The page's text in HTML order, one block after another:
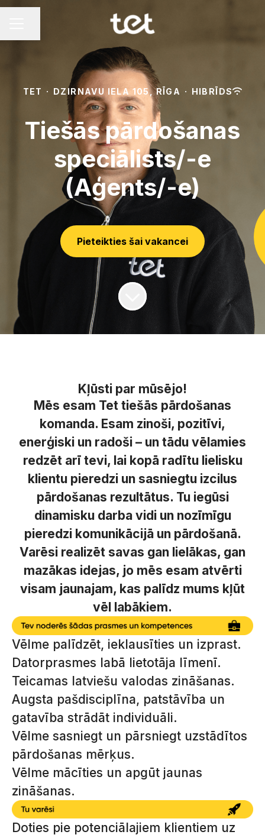
TET · DZIRNAVU IELA 105, RĪGA · HIBRĪDS
Tiešās pārdošanas
speciālists/-e
(Aģents/-e)
Pieteikties šai vakancei
Kļūsti par mūsējo!
Mēs esam Tet tiešās pārdošanas
komanda. Esam zinoši, pozitīvi,
enerģiski un radoši – un tādu vēlamies
redzēt arī tevi, lai kopā radītu lielisku
klientu pieredzi un sasniegtu izcilus
pārdošanas rezultātus. Tu iegūsi
dinamisku darba vidi un nozīmīgu
pieredzi komunikācijā un pārdošanā.
Varēsi realizēt savas gan lielākas, gan
mazākas idejas, jo mēs esam atvērti
visam jaunajam, kas palīdz mums kļūt
vēl labākiem.
Vēlme palīdzēt, ieklausīties un izprast.
Datorprasmes labā lietotāja līmenī.
Teicamas latviešu valodas zināšanas.
Augsta pašdisciplīna, patstāvība un
gatavība strādāt individuāli.
Vēlme sasniegt un pārsniegt uzstādītos
pārdošanas mērķus.
Vēlme mācīties un apgūt jaunas
zināšanas.
Doties pie potenciālajiem klientiem uz